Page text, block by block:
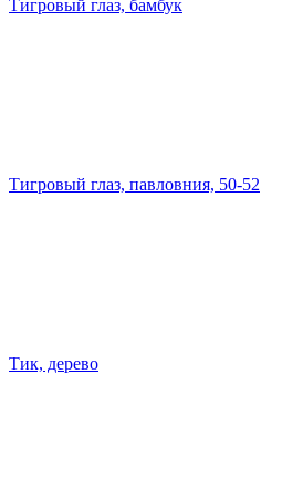
Тигровый глаз, бамбук
Тигровый глаз, павловния, 50-52
Тик, дерево